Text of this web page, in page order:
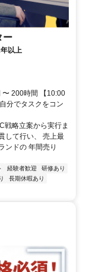
ー
以上
〜 200時間 【10:00
分でタスクをコン
戦略立案から実行ま
して行い、 売上最
ンドの 年間売り
経験者歓迎
研修あり
長期休暇あり